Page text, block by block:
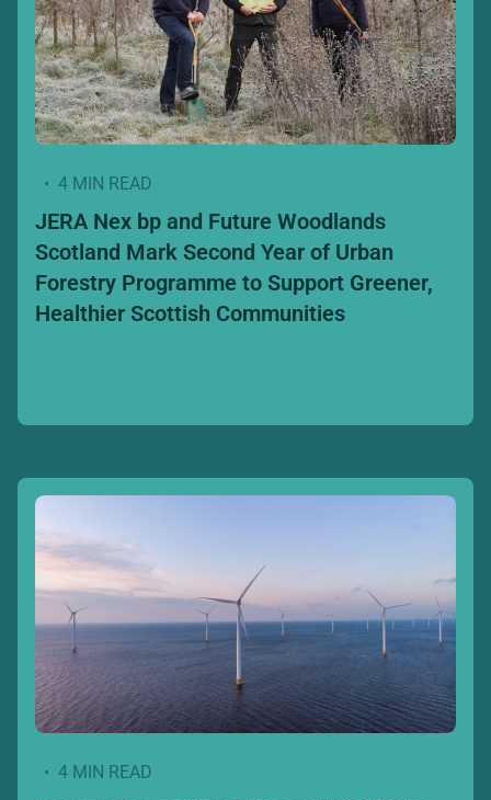
• 4 MIN READ
JERA Nex bp and Future Woodlands
Scotland Mark Second Year of Urban
Forestry Programme to Support Greener,
Healthier Scottish Communities
• 4 MIN READ